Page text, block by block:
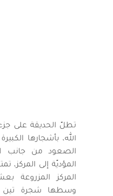
تطلّ الحديقة على
الله، بأشجارها
الصعود من جانب
المؤديّة إلى المركز،
المركز المزروعة
وسطها شجرة